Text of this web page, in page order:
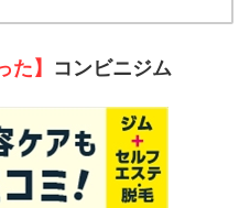
た】 コンビニジム